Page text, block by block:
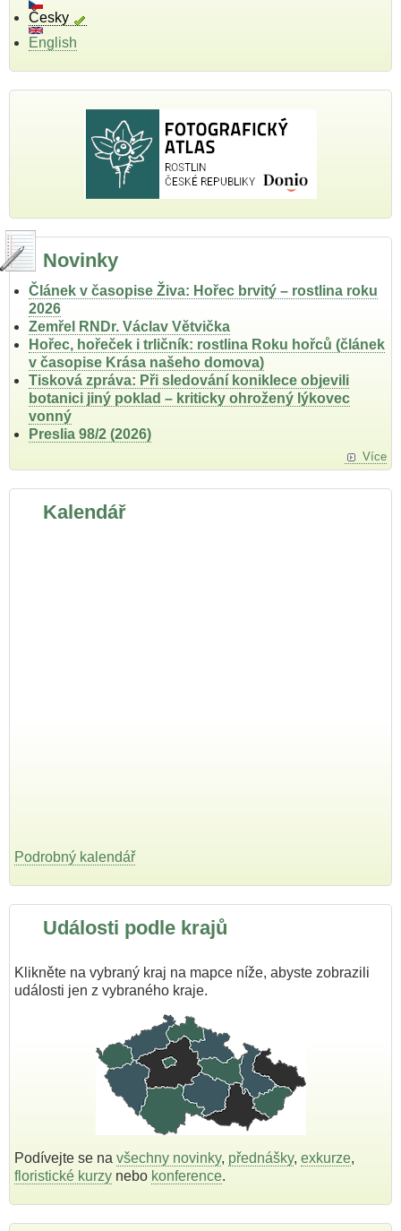
Česky
English
Novinky
Článek v časopise Živa: Hořec brvitý – rostlina roku
2026
Zemřel RNDr. Václav Větvička
Hořec, hořeček i trličník: rostlina Roku hořců (článek
v časopise Krása našeho domova)
Tisková zpráva: Při sledování koniklece objevili
botanici jiný poklad – kriticky ohrožený lýkovec
vonný
Preslia 98/2 (2026)
Více
Kalendář
Podrobný kalendář
Události podle krajů
Klikněte na vybraný kraj na mapce níže, abyste zobrazili
události jen z vybraného kraje.
Podívejte se na všechny novinky, přednášky, exkurze,
floristické kurzy nebo konference.